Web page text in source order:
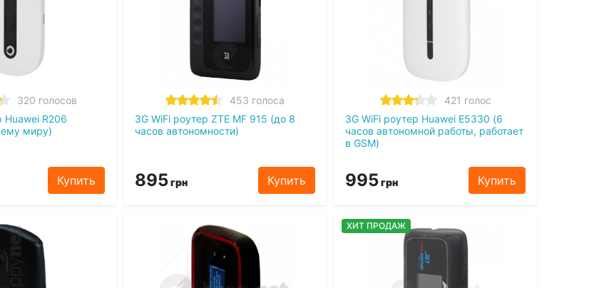
320 голосов
Huawei R206
миру)
Купить
453 голоса
3G WiFi роутер ZTE MF 915 (до 8
часов автономности)
895грн Купить
421 голос
3G WiFi роутер Huawei E5330 (6
часов автономной работы, работает
в GSM)
995грн Купить
ХИТ ПРОДАЖ